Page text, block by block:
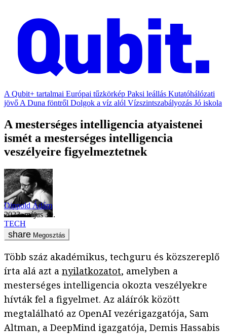
A Qubit+ tartalmai Európai tűzkörkép Paksi leállás Kutatóhálózati
jövő A Duna föntről Dolgok a víz alól Vízszintszabályozás Jó iskola
A mesterséges intelligencia atyaistenei
ismét a mesterséges intelligencia
veszélyeire figyelmeztetnek
Dippold Ádám
2023. május 30.
TECH
Megosztás
Több száz akadémikus, techguru és közszereplő
írta alá azt a nyilatkozatot, amelyben a
mesterséges intelligencia okozta veszélyekre
hívták fel a figyelmet. Az aláírók között
megtalálható az OpenAI vezérigazgatója, Sam
Altman, a DeepMind igazgatója, Demis Hassabis